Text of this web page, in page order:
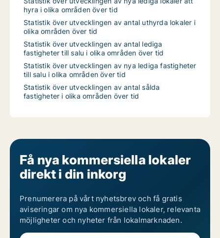
hyra i olika områden över tid
Statistik över utvecklingen av antal uthyrda lokaler i
olika områden över tid
Statistik över utvecklingen av antal lediga
fastigheter till salu i olika områden över tid
Statistik över utvecklingen av nya lediga fastigheter
till salu i olika områden över tid
Statistik över utvecklingen av antal sålda
fastigheter i olika områden över tid
Få nya kommersiella lokaler
direkt i din inkorg
Prenumerera på vårt nyhetsbrev och få gratis
aviseringar om nya kommersiella lokaler, relevanta
möjligheter och nyheter från lokalmarknaden.